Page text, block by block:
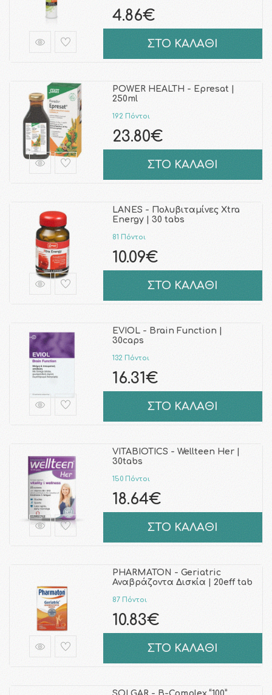
4.86€
ΣΤΟ ΚΑΛΑΘΙ
POWER HEALTH - Epresat |
250ml
192 Πόντοι
23.80€
ΣΤΟ ΚΑΛΑΘΙ
LANES - Πολυβιταμίνες Xtra
Energy | 30 tabs
81 Πόντοι
10.09€
ΣΤΟ ΚΑΛΑΘΙ
EVIOL - Brain Function |
30caps
132 Πόντοι
16.31€
ΣΤΟ ΚΑΛΑΘΙ
VITABIOTICS - Wellteen Her |
30tabs
150 Πόντοι
18.64€
ΣΤΟ ΚΑΛΑΘΙ
PHARMATON - Geriatric
Αναβράζοντα Δισκία | 20eff tab
87 Πόντοι
10.83€
ΣΤΟ ΚΑΛΑΘΙ